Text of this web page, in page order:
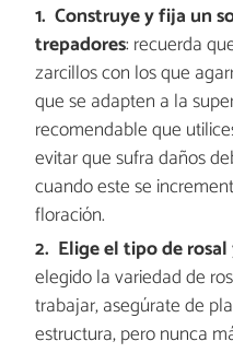
Construye y fija un
trepadores: recuerda
zarcillos con los que
que se adapten a la
recomendable que
evitar que sufra daños
cuando este se
floración.
Elige el tipo de
elegido la variedad de
trabajar, asegúrate de
estructura, pero nunca